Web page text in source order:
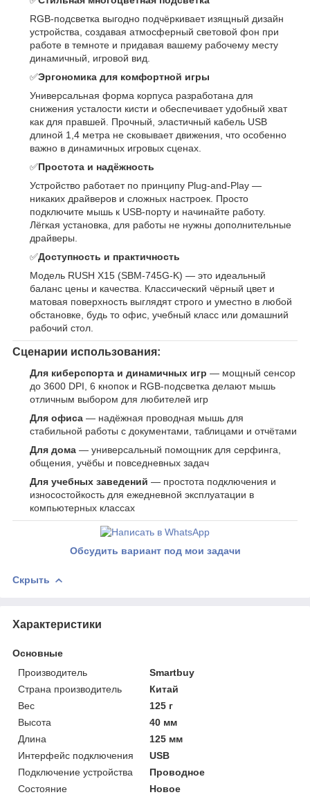
RGB-подсветка выгодно подчёркивает изящный дизайн
устройства, создавая атмосферный световой фон при
работе в темноте и придавая вашему рабочему месту
динамичный, игровой вид.
✅Эргономика для комфортной игры
Универсальная форма корпуса разработана для
снижения усталости кисти и обеспечивает удобный хват
как для правшей. Прочный, эластичный кабель USB
длиной 1,4 метра не сковывает движения, что особенно
важно в динамичных игровых сценах.
✅Простота и надёжность
Устройство работает по принципу Plug-and-Play —
никаких драйверов и сложных настроек. Просто
подключите мышь к USB-порту и начинайте работу.
Лёгкая установка, для работы не нужны дополнительные
драйверы.
✅Доступность и практичность
Модель RUSH X15 (SBM-745G-K) — это идеальный
баланс цены и качества. Классический чёрный цвет и
матовая поверхность выглядят строго и уместно в любой
обстановке, будь то офис, учебный класс или домашний
рабочий стол.
Сценарии использования:
Для киберспорта и динамичных игр — мощный сенсор
до 3600 DPI, 6 кнопок и RGB-подсветка делают мышь
отличным выбором для любителей игр
Для офиса — надёжная проводная мышь для
стабильной работы с документами, таблицами и отчётами
Для дома — универсальный помощник для серфинга,
общения, учёбы и повседневных задач
Для учебных заведений — простота подключения и
износостойкость для ежедневной эксплуатации в
компьютерных классах
Обсудить вариант под мои задачи
Скрыть
Характеристики
Основные
Производитель
Smartbuy
Страна производитель
Китай
Вес
125 г
Высота
40 мм
Длина
125 мм
Интерфейс подключения
USB
Подключение устройства
Проводное
Состояние
Новое